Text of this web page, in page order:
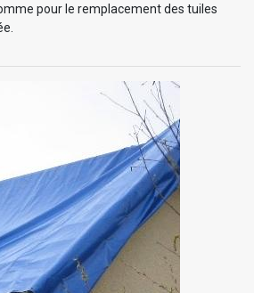
pour le remplacement des tuiles